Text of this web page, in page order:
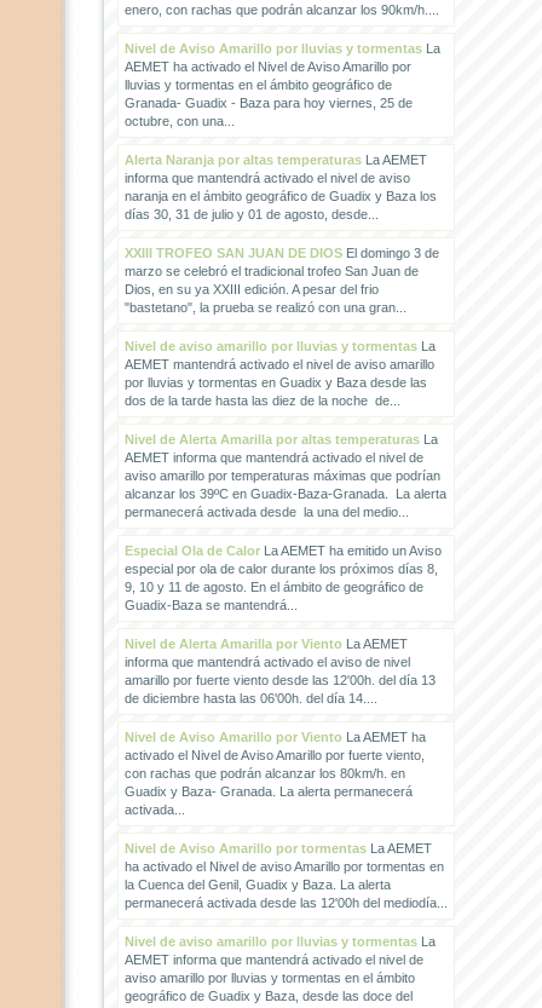
enero, con rachas que podrán alcanzar los 90km/h....
Nivel de Aviso Amarillo por lluvias y tormentasLa
AEMET ha activado el Nivel de Aviso Amarillo por
lluvias y tormentas en el ámbito geográfico de
Granada- Guadix - Baza para hoy viernes, 25 de
octubre, con una...
Alerta Naranja por altas temperaturasLa AEMET
informa que mantendrá activado el nivel de aviso
naranja en el ámbito geográfico de Guadix y Baza los
días 30, 31 de julio y 01 de agosto, desde...
XXIII TROFEO SAN JUAN DE DIOSEl domingo 3 de
marzo se celebró el tradicional trofeo San Juan de
Dios, en su ya XXIII edición. A pesar del frio
"bastetano", la prueba se realizó con una gran...
Nivel de aviso amarillo por lluvias y tormentasLa
AEMET mantendrá activado el nivel de aviso amarillo
por lluvias y tormentas en Guadix y Baza desde las
dos de la tarde hasta las diez de la noche de...
Nivel de Alerta Amarilla por altas temperaturasLa
AEMET informa que mantendrá activado el nivel de
aviso amarillo por temperaturas máximas que podrían
alcanzar los 39ºC en Guadix-Baza-Granada. La alerta
permanecerá activada desde la una del medio...
Especial Ola de CalorLa AEMET ha emitido un Aviso
especial por ola de calor durante los próximos días 8,
9, 10 y 11 de agosto. En el ámbito de geográfico de
Guadix-Baza se mantendrá...
Nivel de Alerta Amarilla por VientoLa AEMET
informa que mantendrá activado el aviso de nivel
amarillo por fuerte viento desde las 12'00h. del día 13
de diciembre hasta las 06'00h. del día 14....
Nivel de Aviso Amarillo por VientoLa AEMET ha
activado el Nivel de Aviso Amarillo por fuerte viento,
con rachas que podrán alcanzar los 80km/h. en
Guadix y Baza- Granada. La alerta permanecerá
activada...
Nivel de Aviso Amarillo por tormentasLa AEMET
ha activado el Nivel de aviso Amarillo por tormentas en
la Cuenca del Genil, Guadix y Baza. La alerta
permanecerá activada desde las 12'00h del mediodía...
Nivel de aviso amarillo por lluvias y tormentasLa
AEMET informa que mantendrá activado el nivel de
aviso amarillo por lluvias y tormentas en el ámbito
geográfico de Guadix y Baza, desde las doce del